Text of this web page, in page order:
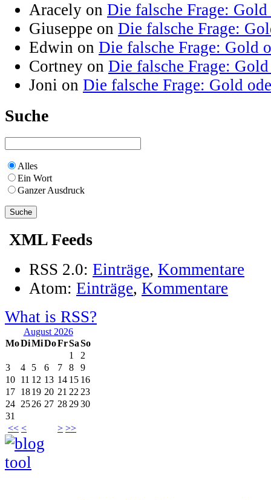
Aracely on Die falsche Frage:
Giuseppe on Die falsche Frage:
Edwin on Die falsche Frage: Gold
Cortney on Die falsche Frage:
Joni on Die falsche Frage: Gold
Suche
Alles
Ein Wort
Ganzer Ausdruck
XML Feeds
RSS 2.0: Einträge, Kommentare
Atom: Einträge, Kommentare
What is RSS?
August 2026
MoDiMiDoFrSaSo
<< < > >>
1
2
3
4 5 6 7 8
9
10 11 12 13 14 15 16
17 1819 20 21 22 23
24 2526 27 28 2930
31